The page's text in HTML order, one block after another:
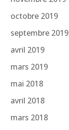
octobre 2019
septembre 2019
avril 2019
mars 2019
mai 2018
avril 2018
mars 2018